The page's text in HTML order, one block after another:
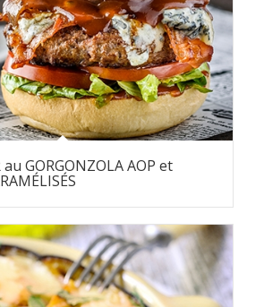
au GORGONZOLA AOP et